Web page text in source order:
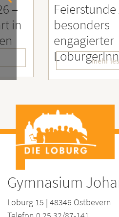
–
in
Feierstunde
besonders
engagierter
mehr
Gymnasium
Loburg 15 | 48346 Ostbevern